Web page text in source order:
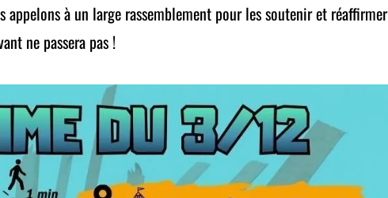
à un large rassemblement pour les soutenir et réaffirmer
ne passera pas !